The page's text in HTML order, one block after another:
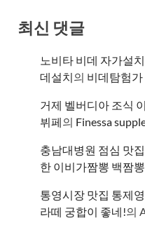
최신 댓글
노비타 비데 자가설
데설치의 비데탐험가
거제 벨버디아 조식
뷔페의 ​Finessa
충남대병원 점심 맛
한 이비가짬뽕 백짬
통영시장 맛집 통제
라떼 궁합이 좋네!의